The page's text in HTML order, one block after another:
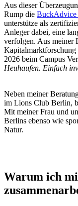
Aus dieser
Rump die BuckAdvice
unterstütze als
Anleger dabei, eine
verfolgen. Aus meiner
Kapitalmarktforschung
2026 beim Campus
Heuhaufen. Einfach
Neben meiner
im Lions Club Berlin,
Mit meiner Frau und
Berlins ebenso wie
Natur.
Warum ich